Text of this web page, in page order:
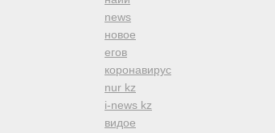
news
новое
егов
коронавирус
nur kz
i-news kz
видое